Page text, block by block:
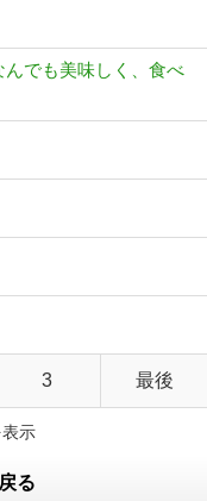
でも美味しく、食べ
3 最後
示
る